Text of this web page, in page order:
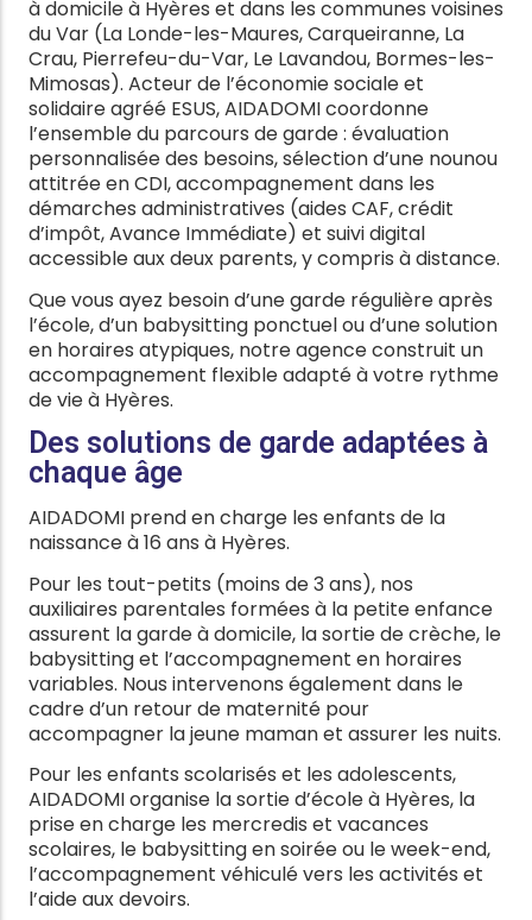
à domicile à Hyères et dans les communes voisines
du Var (La Londe-les-Maures, Carqueiranne, La
Crau, Pierrefeu-du-Var, Le Lavandou, Bormes-les-
Mimosas). Acteur de l’économie sociale et
solidaire agréé ESUS, AIDADOMI coordonne
l’ensemble du parcours de garde : évaluation
personnalisée des besoins, sélection d’une nounou
attitrée en CDI, accompagnement dans les
démarches administratives (aides CAF, crédit
d’impôt, Avance Immédiate) et suivi digital
accessible aux deux parents, y compris à distance.
Que vous ayez besoin d’une garde régulière après
l’école, d’un babysitting ponctuel ou d’une solution
en horaires atypiques, notre agence construit un
accompagnement flexible adapté à votre rythme
de vie à Hyères.
Des solutions de garde adaptées à
chaque âge
AIDADOMI prend en charge les enfants de la
naissance à 16 ans à Hyères.
Pour les tout-petits (moins de 3 ans), nos
auxiliaires parentales formées à la petite enfance
assurent la garde à domicile, la sortie de crèche, le
babysitting et l’accompagnement en horaires
variables. Nous intervenons également dans le
cadre d’un retour de maternité pour
accompagner la jeune maman et assurer les nuits.
Pour les enfants scolarisés et les adolescents,
AIDADOMI organise la sortie d’école à Hyères, la
prise en charge les mercredis et vacances
scolaires, le babysitting en soirée ou le week-end,
l’accompagnement véhiculé vers les activités et
l’aide aux devoirs.